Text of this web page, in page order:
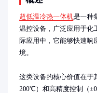
超低温冷热一体机是一种
温控设备，广泛应用于化
际应用中，它能够快速响
境。
这类设备的核心价值在于
200℃）和高精度控制（